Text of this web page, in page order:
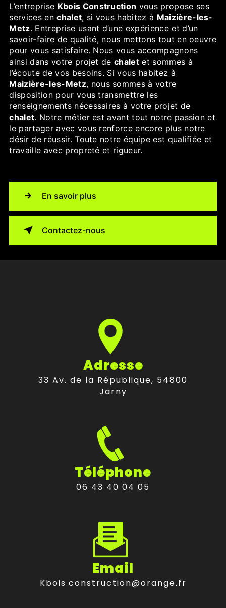
L’entreprise Kbois Construction vous propose ses
services enchalet, si vous habitez à Maizière-les-
Metz. Entreprise usant d’une expérience et d’un
savoir-faire de qualité, nous mettons tout en oeuvre
pour vous satisfaire. Nous vous accompagnons
ainsi dans votre projet dechalet et sommes à
l’écoute de vos besoins. Si vous habitez à
Maizière-les-Metz, nous sommes à votre
disposition pour vous transmettre les
renseignements nécessaires à votre projet de
chalet. Notre métier est avant tout notre passion et
le partager avec vous renforce encore plus notre
désir de réussir. Toute notre équipe est qualifiée et
travaille avec propreté et rigueur.
En savoir plus
Contactez-nous
Adresse
33 Av. de la République, 54800
Jarny
Téléphone
06 43 40 04 05
Email
kbois.construction@orange.fr